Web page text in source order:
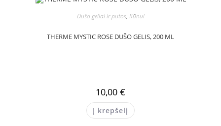
Dušo geliai ir putos, Kūnui
THERME MYSTIC ROSE DUŠO GELIS, 200 ML
10,00 €
Į krepšelį